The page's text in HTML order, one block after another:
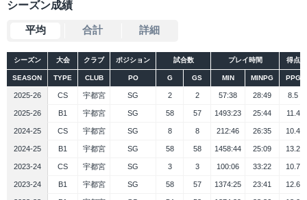
シーズン成績
平均 合計 詳細
シーズン 大会 クラブ ポジション 試合数 プレイ時間 得点
SEASON TYPE CLUB PO G GS MIN MINPG PPG
2025-26 CS 宇都宮 SG 2 2 57:38 28:49 8.5
2025-26 B1 宇都宮 SG 58 57 1493:23 25:44 11.4
2024-25 CS 宇都宮 SG 8 8 212:46 26:35 10.4
2024-25 B1 宇都宮 SG 58 58 1458:44 25:09 13.2
2023-24 CS 宇都宮 SG 3 3 100:06 33:22 10.7
2023-24 B1 宇都宮 SG 58 57 1374:25 23:41 12.6